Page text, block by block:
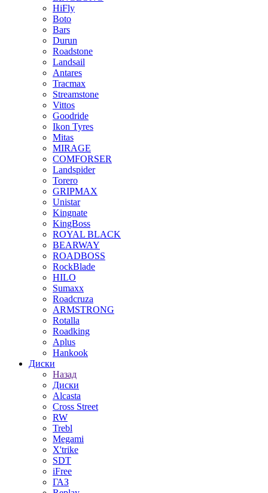
HiFly
Boto
Bars
Durun
Roadstone
Landsail
Antares
Tracmax
Streamstone
Vittos
Goodride
Ikon Tyres
Mitas
MIRAGE
COMFORSER
Landspider
Torero
GRIPMAX
Unistar
Kingnate
KingBoss
ROYAL BLACK
BEARWAY
ROADBOSS
RockBlade
HILO
Sumaxx
Roadcruza
ARMSTRONG
Rotalla
Roadking
Aplus
Hankook
Диски
Назад
Диски
Alcasta
Cross Street
RW
Trebl
Megami
X'trike
SDT
iFree
ГАЗ